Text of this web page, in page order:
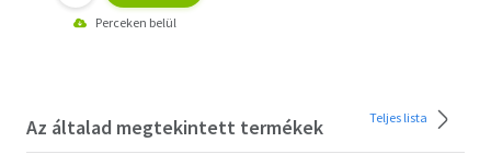
Perceken belül
Az általad megtekintett termékek Teljes lista